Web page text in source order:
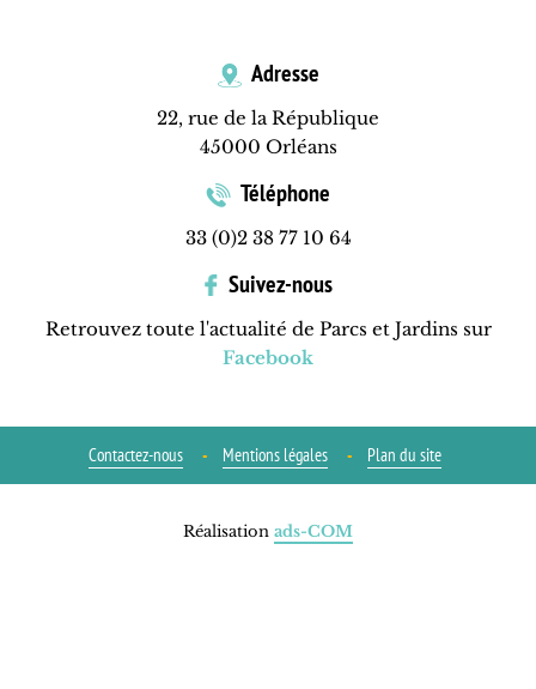
Adresse
22, rue de la République
45000 Orléans
Téléphone
33 (0)2 38 77 10 64
Suivez-nous
Retrouvez toute l'actualité de Parcs et Jardins sur
Facebook
Contactez-nous Mentions légales Plan du site
Réalisation ads-COM